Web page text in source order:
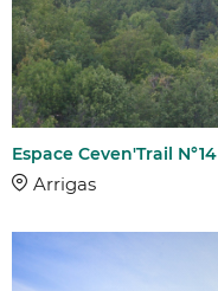
Espace Ceven'Trail N°14
Arrigas